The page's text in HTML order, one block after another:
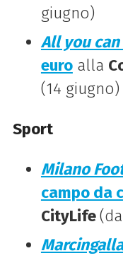
giugno)
All you can
euroalla
(14 giugno)
Sport
Milano
campo da
CityLife
Marcingalla